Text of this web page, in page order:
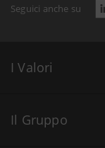
Seguici anche su
I Valori
Il Gruppo